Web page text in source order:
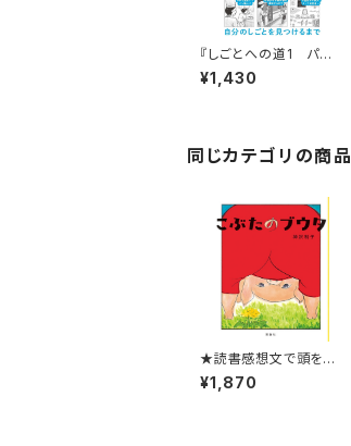
『しごとへの道1 パン
職人・ 新幹線運転士・
研究者』
¥1,430
同じカテゴリの商品
★読書感想文で頭を悩
ませている小学低学年
へ★【半世紀以上前に
¥1,870